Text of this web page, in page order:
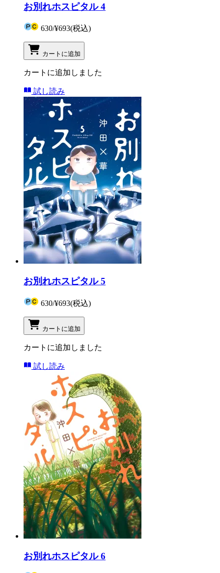
お別れホスピタル 4
630/¥693(税込)
カートに追加
カートに追加しました
試し読み
お別れホスピタル 5
630/¥693(税込)
カートに追加
カートに追加しました
試し読み
お別れホスピタル 6